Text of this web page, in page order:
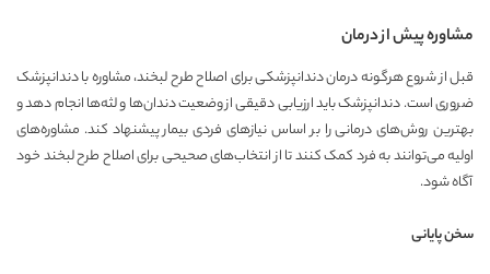
مشاوره پیش از درمان
قبل از شروع هرگونه درمان دندانپزشکی برای اصلاح طرح لبخند، مشاوره با دندانپزشک
ضروری است. دندانپزشک باید ارزیابی دقیقی از وضعیت دندان‌ها و لثه‌ها انجام دهد و
بهترین روش‌های درمانی را بر اساس نیازهای فردی بیمار پیشنهاد کند. مشاوره‌های
اولیه می‌توانند به فرد کمک کنند تا از انتخاب‌های صحیحی برای اصلاح طرح لبخند خود
آگاه شود.
سخن پایانی